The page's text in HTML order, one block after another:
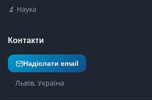
🔬 Наука
Контакти
Надіслати email
Львів, Україна